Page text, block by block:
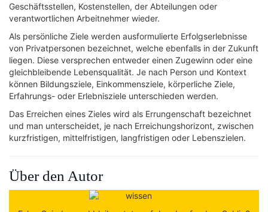
Geschäftsstellen, Kostenstellen, der Abteilungen oder
verantwortlichen Arbeitnehmer wieder.
Als persönliche Ziele werden ausformulierte Erfolgserlebnisse
von Privatpersonen bezeichnet, welche ebenfalls in der Zukunft
liegen. Diese versprechen entweder einen Zugewinn oder eine
gleichbleibende Lebensqualität. Je nach Person und Kontext
können Bildungsziele, Einkommensziele, körperliche Ziele,
Erfahrungs- oder Erlebnisziele unterschieden werden.
Das Erreichen eines Zieles wird als Errungenschaft bezeichnet
und man unterscheidet, je nach Erreichungshorizont, zwischen
kurzfristigen, mittelfristigen, langfristigen oder Lebenszielen.
Über den Autor